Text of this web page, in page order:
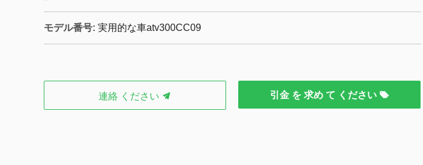
モデル番号: 実用的な車atv300CC09
連絡 ください 引金 を 求め て ください